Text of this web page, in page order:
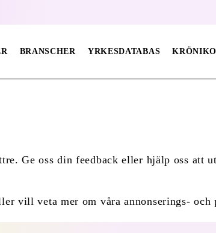
BRANSCHER YRKESDATABAS
Ge oss din feedback eller hjälp oss att
vill veta mer om våra annonserings- och